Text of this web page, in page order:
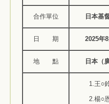
合作單位 日本基
日 期 2025年
地 點 日本（
1.王○
2.楊○